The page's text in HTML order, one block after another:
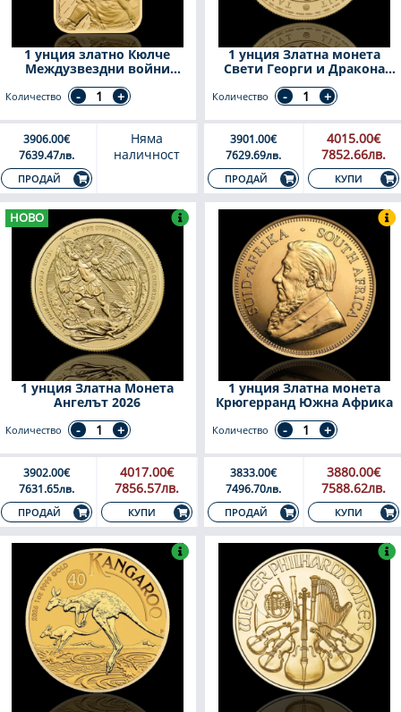
1 унция златно Кюлче
Междузвездни войни
Светлата Страна
Количество
3906.00€
7639.47лв.
ПРОДАЙ
Няма
наличност
1 унция Златна монета
Свети Георги и Дракона
2026
Количество
3901.00€
7629.69лв.
ПРОДАЙ
4015.00€
7852.66лв.
КУПИ
НОВО
1 унция Златна Монета
Ангелът 2026
Количество
3902.00€
7631.65лв.
ПРОДАЙ
4017.00€
7856.57лв.
КУПИ
1 унция Златна монета
Крюгерранд Южна Африка
Количество
3833.00€
7496.70лв.
ПРОДАЙ
3880.00€
7588.62лв.
КУПИ